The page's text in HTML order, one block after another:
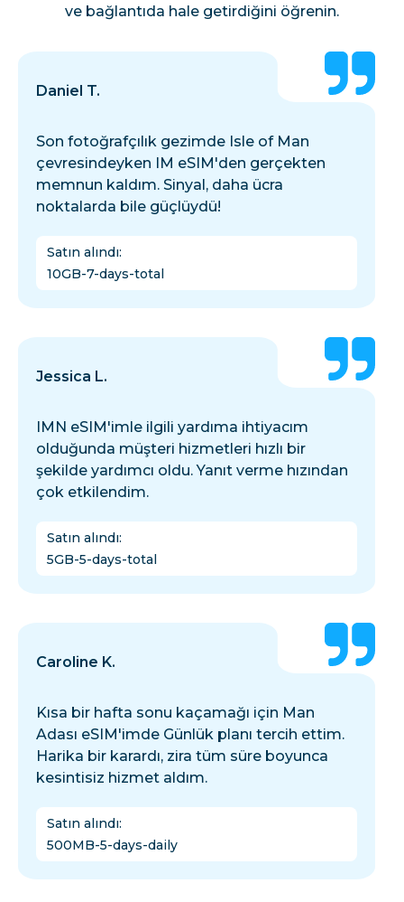
ve bağlantıda hale getirdiğini öğrenin.
Daniel T.
Son fotoğrafçılık gezimde Isle of Man
çevresindeyken IM eSIM'den gerçekten
memnun kaldım. Sinyal, daha ücra
noktalarda bile güçlüydü!
Satın alındı:
10GB-7-days-total
Jessica L.
IMN eSIM'imle ilgili yardıma ihtiyacım
olduğunda müşteri hizmetleri hızlı bir
şekilde yardımcı oldu. Yanıt verme hızından
çok etkilendim.
Satın alındı:
5GB-5-days-total
Caroline K.
Kısa bir hafta sonu kaçamağı için Man
Adası eSIM'imde Günlük planı tercih ettim.
Harika bir karardı, zira tüm süre boyunca
kesintisiz hizmet aldım.
Satın alındı:
500MB-5-days-daily